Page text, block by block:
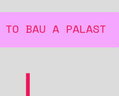
TO BAU A PALAST